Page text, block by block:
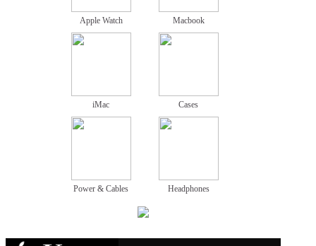
Apple Watch Macbook
iMac Cases
Power & Cables Headphones